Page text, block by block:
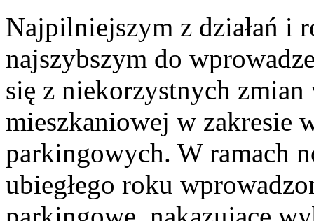
Najpilniejszym z działań i
najszybszym do
się z niekorzystnych zmian
mieszkaniowej w zakresie
parkingowych. W ramach
ubiegłego roku